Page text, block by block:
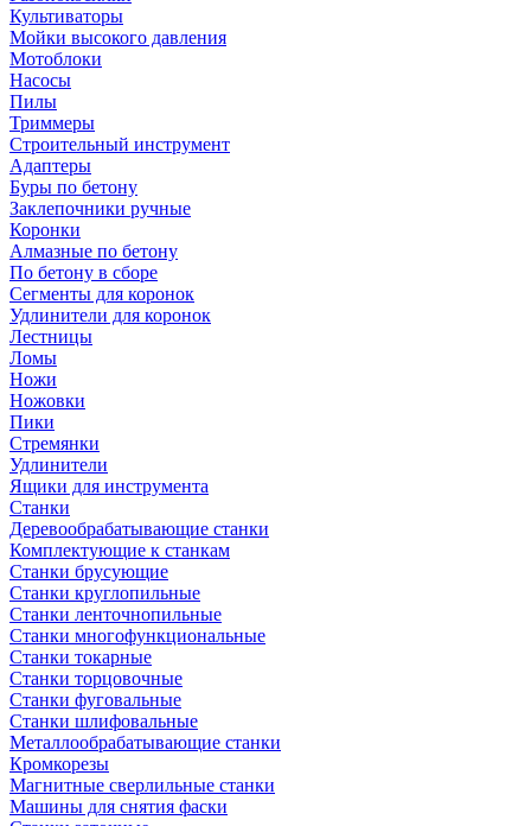
Культиваторы
Мойки высокого давления
Мотоблоки
Насосы
Пилы
Триммеры
Строительный инструмент
Адаптеры
Буры по бетону
Заклепочники ручные
Коронки
Алмазные по бетону
По бетону в сборе
Сегменты для коронок
Удлинители для коронок
Лестницы
Ломы
Ножи
Ножовки
Пики
Стремянки
Удлинители
Ящики для инструмента
Станки
Деревообрабатывающие станки
Комплектующие к станкам
Станки брусующие
Станки круглопильные
Станки ленточнопильные
Станки многофункциональные
Станки токарные
Станки торцовочные
Станки фуговальные
Станки шлифовальные
Металлообрабатывающие станки
Кромкорезы
Магнитные сверлильные станки
Машины для снятия фаски